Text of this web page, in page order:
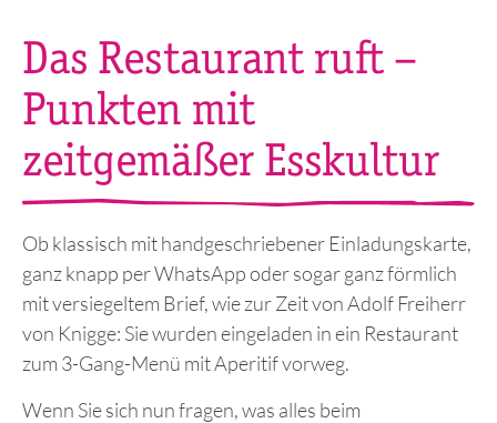
Das Restaurant ruft –
Punkten mit
zeitgemäßer Esskultur
Ob klassisch mit handgeschriebener Einladungskarte,
ganz knapp per WhatsApp oder sogar ganz förmlich
mit versiegeltem Brief, wie zur Zeit von Adolf Freiherr
von Knigge: Sie wurden eingeladen in ein Restaurant
zum 3-Gang-Menü mit Aperitif vorweg.
Wenn Sie sich nun fragen, was alles beim